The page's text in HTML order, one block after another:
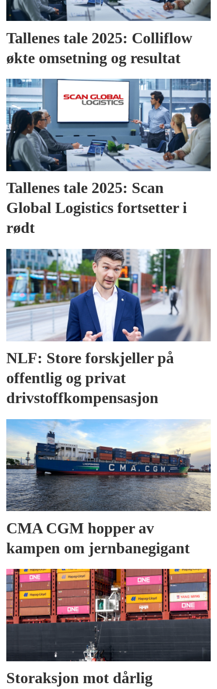
Tallenes tale 2025: Colliflow
økte omsetning og resultat
Tallenes tale 2025: Scan
Global Logistics fortsetter i
rødt
NLF: Store forskjeller på
offentlig og privat
drivstoffkompensasjon
CMA CGM hopper av
kampen om jernbanegigant
Storaksjon mot dårlig